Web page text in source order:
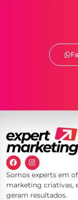
Somos experts em
marketing criativas,
geram resultados.